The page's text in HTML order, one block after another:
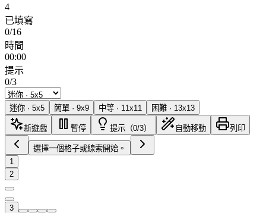
4
已填寫
0/16
時間
00:00
提示
0/3
迷你 · 5x5 簡單 · 9x9 中等 · 11x11 困難 · 13x13
新遊戲 暫停 提示（0/3） 自動移動 列印
選擇一個格子或線索開始。
1
2
3